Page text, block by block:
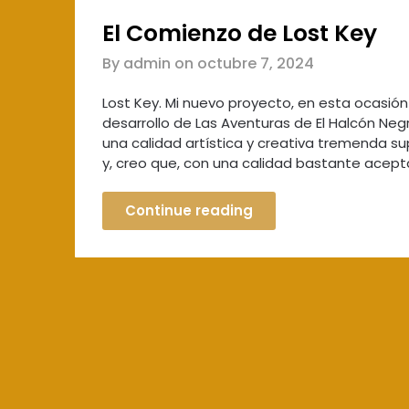
El Comienzo de Lost Key
By admin on octubre 7, 2024
Lost Key. Mi nuevo proyecto, en esta
desarrollo de Las Aventuras de El Halcón
una calidad artística y creativa tremenda
y, creo que, con una calidad bastante
Continue reading